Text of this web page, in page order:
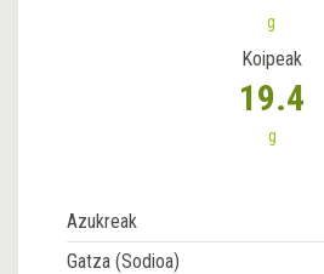
g
Koipeak
19.4
g
Azukreak
Gatza (Sodioa)